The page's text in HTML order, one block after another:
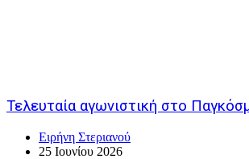
Τελευταία αγωνιστική στο
Ειρήνη Στεριανού
25 Ιουνίου 2026